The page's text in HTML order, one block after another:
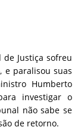
Justiça sofreu
e paralisou suas
Humberto
investigar o
não sabe se
de retorno.